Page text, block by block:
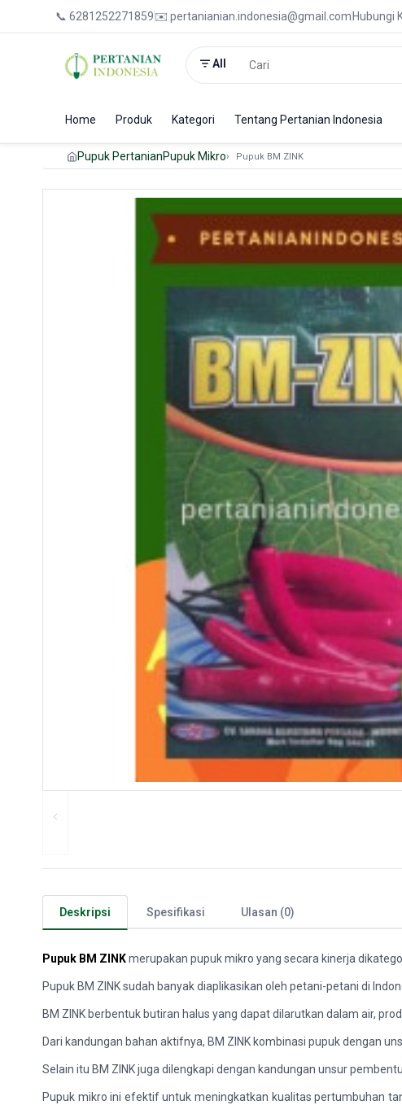
📞 6281252271859✉️ pertanianian.indonesia@gmail.com Hubungi
All
Home Produk Kategori Tentang Pertanian Indonesia
Pupuk PertanianPupuk Mikro Pupuk BM ZINK
Deskripsi Spesifikasi Ulasan (0)
Pupuk BM ZINKmerupakan pupuk mikro yang secara kinerja
Pupuk BM ZINK sudah banyak diaplikasikan oleh petani-petani di
BM ZINK berbentuk butiran halus yang dapat dilarutkan dalam air,
Dari kandungan bahan aktifnya, BM ZINK kombinasi pupuk dengan
Selain itu BM ZINK juga dilengkapi dengan kandungan unsur
Pupuk mikro ini efektif untuk meningkatkan kualitas pertumbuhan